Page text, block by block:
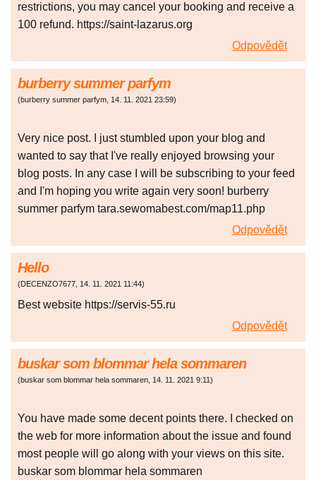
restrictions, you may cancel your booking and receive a
100 refund. https://saint-lazarus.org
Odpovědět
burberry summer parfym
(burberry summer parfym, 14. 11. 2021 23:59)
Very nice post. I just stumbled upon your blog and
wanted to say that I've really enjoyed browsing your
blog posts. In any case I will be subscribing to your feed
and I'm hoping you write again very soon! burberry
summer parfym tara.sewomabest.com/map11.php
Odpovědět
Hello
(DECENZO7677, 14. 11. 2021 11:44)
Best website https://servis-55.ru
Odpovědět
buskar som blommar hela sommaren
(buskar som blommar hela sommaren, 14. 11. 2021 9:11)
You have made some decent points there. I checked on
the web for more information about the issue and found
most people will go along with your views on this site.
buskar som blommar hela sommaren